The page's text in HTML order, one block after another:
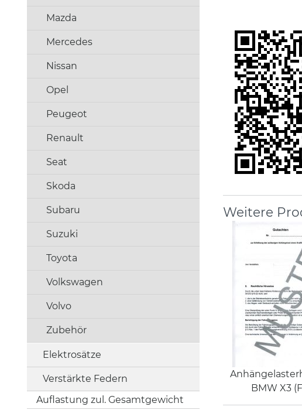
Mazda
Mercedes
Nissan
Opel
Peugeot
Renault
Seat
Skoda
Subaru
Suzuki
Toyota
Volkswagen
Volvo
Zubehör
Elektrosätze
Verstärkte Federn
Auflastung zul. Gesamtgewicht
Weitere
BMW X3